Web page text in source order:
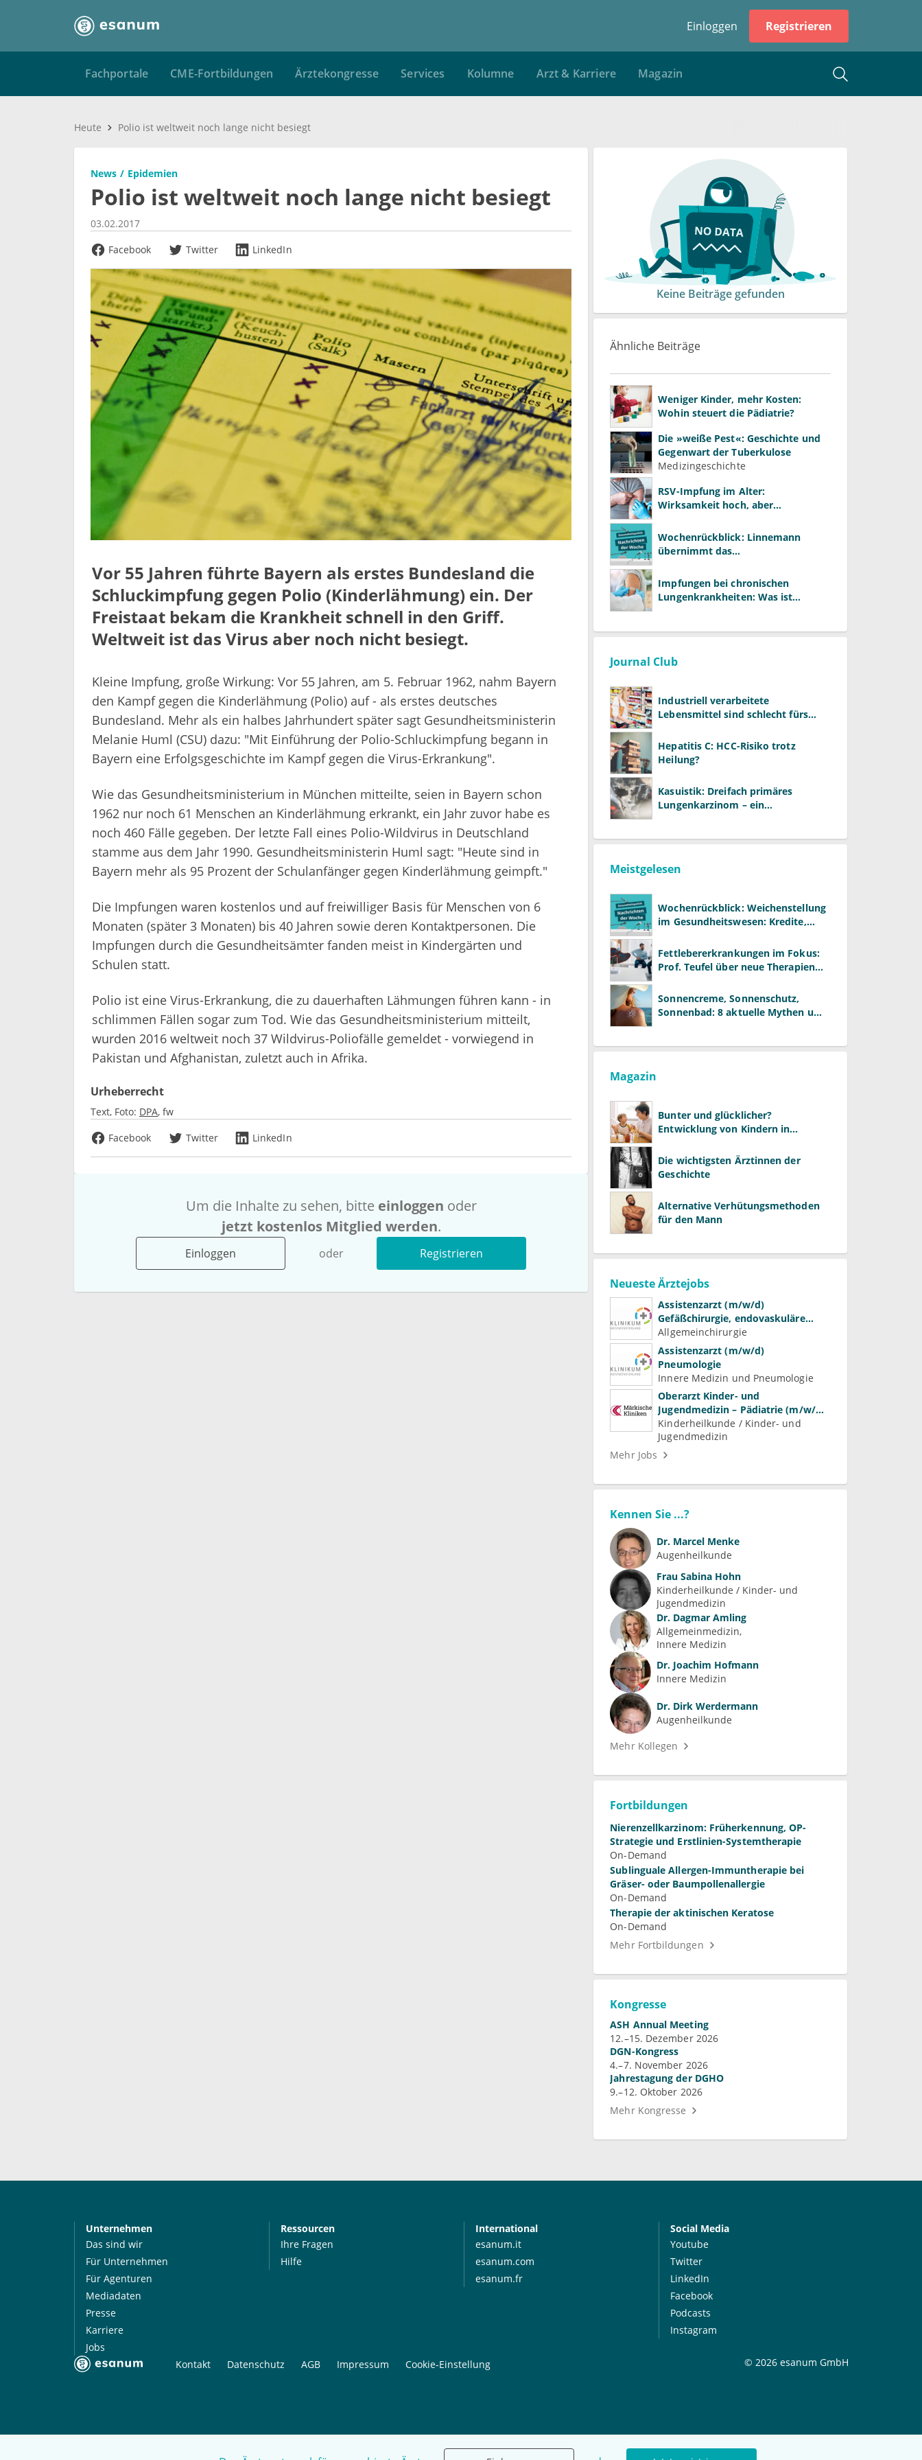
Einloggen Registrieren
Fachportale CME-Fortbildungen Ärztekongresse Services Kolumne Arzt & Karriere Magazin
Heute Polio ist weltweit noch lange nicht besiegt
News Epidemien
Polio ist weltweit noch lange nicht besiegt
03.02.2017
Facebook
Twitter LinkedIn
Vor 55 Jahren führte Bayern als erstes Bundesland die
Schluckimpfung gegen Polio (Kinderlähmung) ein. Der
Freistaat bekam die Krankheit schnell in den Griff.
Weltweit ist das Virus aber noch nicht besiegt.
Kleine Impfung, große Wirkung: Vor 55 Jahren, am 5. Februar 1962, nahm Bayern
den Kampf gegen die Kinderlähmung (Polio) auf - als erstes deutsches
Bundesland. Mehr als ein halbes Jahrhundert später sagt Gesundheitsministerin
Melanie Huml (CSU) dazu: "Mit Einführung der Polio-Schluckimpfung begann in
Bayern eine Erfolgsgeschichte im Kampf gegen die Virus-Erkrankung".
Wie das Gesundheitsministerium in München mitteilte, seien in Bayern schon
1962 nur noch 61 Menschen an Kinderlähmung erkrankt, ein Jahr zuvor habe es
noch 460 Fälle gegeben. Der letzte Fall eines Polio-Wildvirus in Deutschland
stamme aus dem Jahr 1990. Gesundheitsministerin Huml sagt: "Heute sind in
Bayern mehr als 95 Prozent der Schulanfänger gegen Kinderlähmung geimpft."
Die Impfungen waren kostenlos und auf freiwilliger Basis für Menschen von 6
Monaten (später 3 Monaten) bis 40 Jahren sowie deren Kontaktpersonen. Die
Impfungen durch die Gesundheitsämter fanden meist in Kindergärten und
Schulen statt.
Polio ist eine Virus-Erkrankung, die zu dauerhaften Lähmungen führen kann - in
schlimmen Fällen sogar zum Tod. Wie das Gesundheitsministerium mitteilt,
wurden 2016 weltweit noch 37 Wildvirus-Poliofälle gemeldet - vorwiegend in
Pakistan und Afghanistan, zuletzt auch in Afrika.
Urheberrecht
Text, Foto: DPA fw
Facebook
Twitter LinkedIn
Um die Inhalte zu sehen, bitte einloggen oder
jetzt kostenlos Mitglied werden.
Einloggen oder Registrieren
Keine Beiträge gefunden
Ähnliche Beiträge
Weniger Kinder, mehr Kosten:
Wohin steuert die Pädiatrie?
Die »weiße Pest«: Geschichte und
Gegenwart der Tuberkulose
Medizingeschichte
RSV-Impfung im Alter:
Wirksamkeit hoch, aber
Wochenrückblick: Linnemann
übernimmt das
Warken
Impfungen bei chronischen
Lungenkrankheiten: Was ist
Journal Club
Industriell verarbeitete
Lebensmittel sind schlecht fürs
Hepatitis C: HCC-Risiko trotz
Heilung?
Kasuistik: Dreifach primäres
Lungenkarzinom – ein
Meistgelesen
Wochenrückblick: Weichenstellung
im Gesundheitswesen: Kredite,
Fettlebererkrankungen im Fokus:
Prof. Teufel über neue Therapien
Sonnencreme, Sonnenschutz,
Sonnenbad: 8 aktuelle Mythen und
Magazin
Bunter und glücklicher?
Entwicklung von Kindern in
Die wichtigsten Ärztinnen der
Geschichte
Alternative Verhütungsmethoden
für den Mann
Neueste Ärztejobs
Assistenzarzt (m/w/d)
Gefäßchirurgie, endovaskuläre
Chirurgie und präventive
Gefäßmedizin
Allgemeinchirurgie
Assistenzarzt (m/w/d)
Pneumologie
Innere Medizin und Pneumologie
Oberarzt Kinder- und
Jugendmedizin – Pädiatrie (m/w/d)
Schwerpunkt Neonatologie
Kinderheilkunde / Kinder- und
Jugendmedizin
Mehr Jobs
Kennen Sie ...?
Dr. Marcel Menke
Augenheilkunde
Frau Sabina Hohn
Kinderheilkunde / Kinder- und
Jugendmedizin
Dr. Dagmar Amling
Allgemeinmedizin
Innere Medizin
Dr. Joachim Hofmann
Innere Medizin
Dr. Dirk Werdermann
Augenheilkunde
Mehr Kollegen
Fortbildungen
Nierenzellkarzinom: Früherkennung, OP-
Strategie und Erstlinien-Systemtherapie
On-Demand
Sublinguale Allergen-Immuntherapie bei
Gräser- oder Baumpollenallergie
On-Demand
Therapie der aktinischen Keratose
On-Demand
Mehr Fortbildungen
Kongresse
ASH Annual Meeting
12.–15. Dezember 2026
DGN-Kongress
4.–7. November 2026
Jahrestagung der DGHO
9.–12. Oktober 2026
Mehr Kongresse
Unternehmen
Das sind wir
Für Unternehmen
Für Agenturen
Mediadaten
Presse
Karriere
Jobs
Ressourcen
Ihre Fragen
Hilfe
International
esanum.it
esanum.com
esanum.fr
Social Media
Youtube
Twitter
LinkedIn
Facebook
Podcasts
Instagram
Kontakt Datenschutz AGB Impressum Cookie-Einstellung © 2026 esanum GmbH